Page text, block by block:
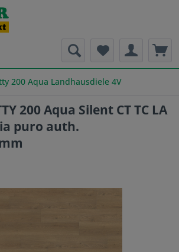
200 Aqua Landhausdiele 4V
200 Aqua Silent CT TC LA
puro auth.